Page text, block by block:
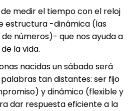
medir el tiempo con el reloj
estructura -dinámica (las
números)- que nos ayuda a
la vida.
nacidas un sábado será
tan distantes: ser fijo
y dinámico (flexible y
dar respuesta eficiente a la